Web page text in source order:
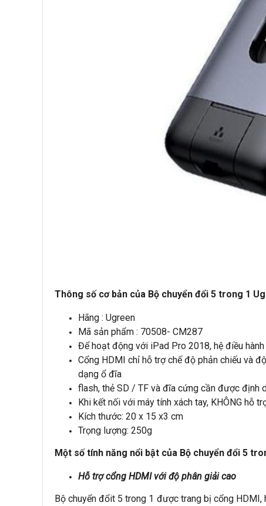
Thông số cơ bản của Bộ chuyển đổi 5 trong 1
Hãng : Ugreen
Mã sản phẩm : 70508- CM287
Để hoạt động với iPad Pro 2018, hệ điều
Cổng HDMI chỉ hỗ trợ chế độ phản chiếu và
dạng ổ đĩa
flash, thẻ SD / TF và đĩa cứng cần được định
Khi kết nối với máy tính xách tay, KHÔNG hỗ
Kích thước: 20 x 15 x3 cm
Trọng lượng: 250g
Một số tính năng nổi bật của Bộ chuyển đổi 5
Hỗ trợ cổng HDMI với độ phân giải cao
Bộ chuyển đổit 5 trong 1 được trang bị cổng